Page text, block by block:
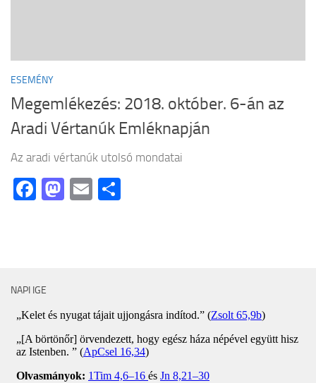
ESEMÉNY
Megemlékezés: 2018. október. 6-án az
Aradi Vértanúk Emléknapján
Az aradi vértanúk utolsó mondatai
Facebook
Mastodon
Email
NAPI IGE